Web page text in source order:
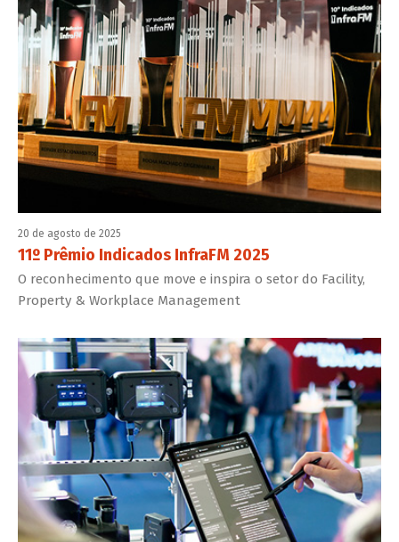
20 de agosto de 2025
11º Prêmio Indicados InfraFM 2025
O reconhecimento que move e inspira o setor do Facility,
Property & Workplace Management